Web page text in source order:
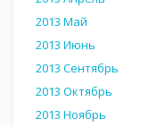
2013 Май
2013 Июнь
2013 Сентябрь
2013 Октябрь
2013 Ноябрь